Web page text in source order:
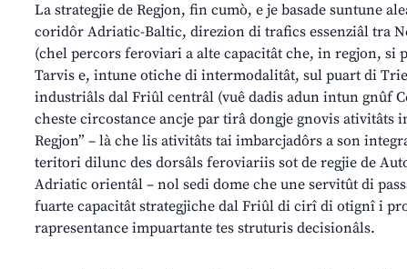
La strategjie de Regjon, fin cumò, e je basade suntune
coridôr Adriatic-Baltic, direzion di trafics essenziâl tra
(chel percors feroviari a alte capacitât che, in regjon, si
Tarvis e, intune otiche di intermodalitât, sul puart di
industriâls dal Friûl centrâl (vuê dadis adun intun gnûf
cheste circostance ancje par tirâ dongje gnovis ativitâts
Regjon” – là che lis ativitâts tai imbarcjadôrs a son
teritori dilunc des dorsâls feroviariis sot de regjie de
Adriatic orientâl – nol sedi dome che une servitût di
fuarte capacitât strategjiche dal Friûl di cirî di otignî i
rapresentance impuartante tes struturis decisionâls.